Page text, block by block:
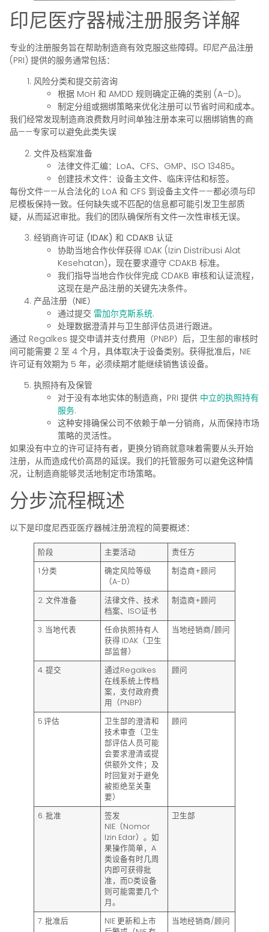
印尼医疗器械注册服务详解
专业的注册服务旨在帮助制造商有效克服这些障碍。印尼产品注册
(PRI) 提供的服务通常包括：
风险分类和提交前咨询
根据 MoH 和 AMDD 规则确定正确的类别 (A–D)。
制定分组或捆绑策略来优化注册可以节省时间和成本。
我们经常发现制造商浪费数月时间单独注册本来可以捆绑销售的商
品——专家可以避免此类失误
文件及档案准备
法律文件汇编：LoA、CFS、GMP、ISO 13485。
创建技术文件：设备主文件、临床评估和标签。
每份文件——从合法化的 LoA 和 CFS 到设备主文件——都必须与印
尼模板保持一致。任何缺失或不匹配的信息都可能引发卫生部质
疑，从而延迟审批。我们的团队确保所有文件一次性审核无误。
经销商许可证 (IDAK) 和 CDAKB 认证
协助当地合作伙伴获得 IDAK (Izin Distribusi Alat
Kesehatan)，现在要求遵守 CDAKB 标准。
我们指导当地合作伙伴完成 CDAKB 审核和认证流程，
这现在是产品注册的关键先决条件。
产品注册（NIE）
通过提交 雷加尔克斯系统.
处理数据澄清并与卫生部评估员进行跟进。
通过 Regalkes 提交申请并支付费用（PNBP）后，卫生部的审核时
间可能需要 2 至 4 个月，具体取决于设备类别。获得批准后，NIE
许可证有效期为 5 年，必须续期才能继续销售该设备。
执照持有及保管
对于没有本地实体的制造商，PRI 提供 中立的执照持有
服务.
这种安排确保公司不依赖于单一分销商，从而保持市场
策略的灵活性。
如果没有中立的许可证持有者，更换分销商就意味着需要从头开始
注册，从而造成代价高昂的延误。我们的托管服务可以避免这种情
况，让制造商能够灵活地制定市场策略。
分步流程概述
以下是印度尼西亚医疗器械注册流程的简要概述：
阶段 主要活动
责任方
1.分类
确定风险等级
（A-D）
制造商+顾问
2. 文件准备
法律文件、技术
档案、ISO证书
制造商+顾问
3. 当地代表
任命执照持有人
获得 IDAK（卫生
部监督）
当地经销商/顾问
4. 提交
通过Regalkes
在线系统上传档
案，支付政府费
用（PNBP）
顾问
5.评估
卫生部的澄清和
技术审查（卫生
部评估人员可能
会要求澄清或提
供额外文件；及
时回复对于避免
被拒绝至关重
要）
顾问
6. 批准
签发
NIE（Nomor
Izin Edar）。如
果操作简单，A
类设备有时几周
内即可获得批
准，而D类设备
则可能需要几个
月。
卫生部
7. 批准后
NIE 更新和上市
当地经销商/顾问